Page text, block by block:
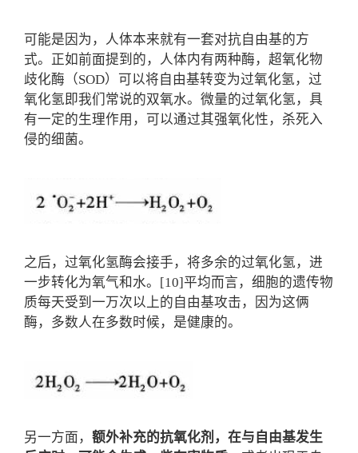
可能是因为，人体本来就有一套对抗自由基的方
式。正如前面提到的，人体内有两种酶，超氧化物
歧化酶（SOD）可以将自由基转变为过氧化氢，过
氧化氢即我们常说的双氧水。微量的过氧化氢，具
有一定的生理作用，可以通过其强氧化性，杀死入
侵的细菌。
之后，过氧化氢酶会接手，将多余的过氧化氢，进
一步转化为氧气和水。[10]平均而言，细胞的遗传物
质每天受到一万次以上的自由基攻击，因为这俩
酶，多数人在多数时候，是健康的。
另一方面， 额外补充的抗氧化剂，在与自由基发生